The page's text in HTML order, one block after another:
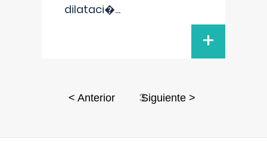
dilataci�...
+
< Anterior 3Siguiente >